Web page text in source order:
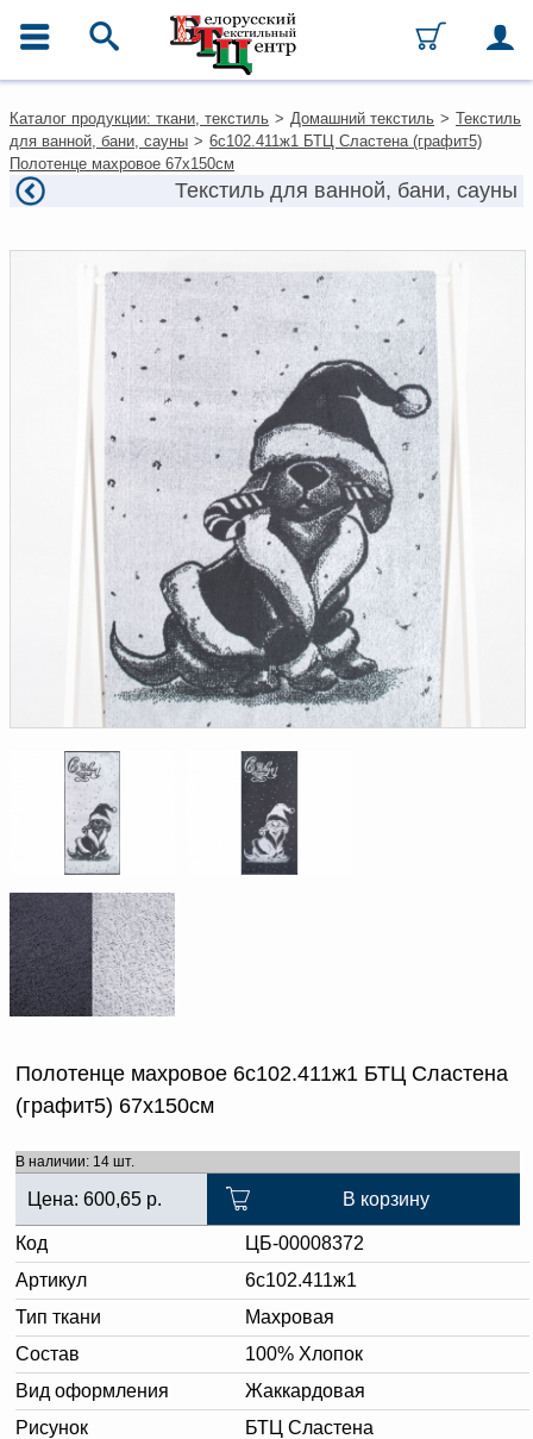
Каталог
Ткани
Домашний текстиль
Одежда
Текстиль для ресторанов и
гостиниц
Текстильная галантерея и
фурнитура
Условия работы
Оплата и доставка
Как оформить заказ
Написать нам
получение груза
Документы по работе с
персональными данными
Письмо руководителю
Вопросы и ответы
Новости | Статьи
Каталог продукции: ткани, текстиль > Домашний текстиль > Текстиль
для ванной, бани, сауны > 6с102.411ж1 БТЦ Сластена (графит5)
Полотенце махровое 67х150см
Текстиль для ванной, бани, сауны
Полотенце махровое 6с102.411ж1 БТЦ Сластена
(графит5) 67х150см
В наличии: 14 шт.
Цена: 600,65 р. В корзину
Код
ЦБ-00008372
Артикул
6с102.411ж1
Тип ткани
Махровая
Состав
100% Хлопок
Вид оформления
Жаккардовая
Рисунок
БТЦ Сластена
Добавить
в